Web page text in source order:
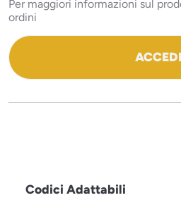
Per maggiori informazioni sul
ordini
ACCEDI
Codici Adattabili